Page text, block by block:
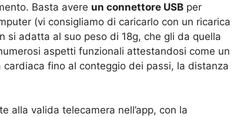
Basta avere un connettore USB per
(vi consigliamo di caricarlo con un ricarica
si adatta al suo peso di 18g, che gli da quella
aspetti funzionali attestandosi come un
cardiaca fino al conteggio dei passi, la distanza
alla valida telecamera nell’app, con la